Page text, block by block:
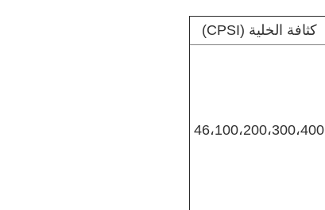
كثافة الخلية (CPSI)
46،100،200،300،400